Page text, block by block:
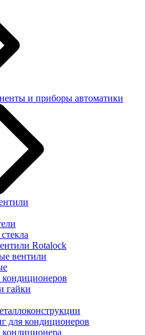
и приборы автоматики
Rotalock
вентили
кондиционеров
гайки
для кондиционеров
кондиционера